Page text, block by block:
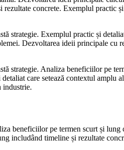
concrete. Exemplul practic
strategie. Exemplul practic și
Dezvoltarea ideii principale
strategie. Analiza beneficiilor pe
care setează contextul
industrie.
beneficiilor pe termen scurt și
includând timeline și rezultate